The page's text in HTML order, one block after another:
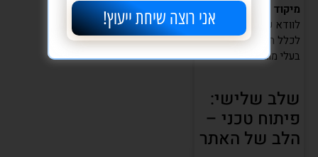
מיקוד בנגישות:
חשוב
לוודא שהאתר נגיש
לכלל המשתמשים, כולל
בעלי מוגבלויות.
שלב שלישי:
פיתוח טכני –
הלב של האתר
אני רוצה שיחת ייעוץ!